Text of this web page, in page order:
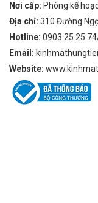
Nơi cấp: Phòng kế
Địa chỉ: 310 Đường
Hotline: 0903 25 25
Email:
Website: